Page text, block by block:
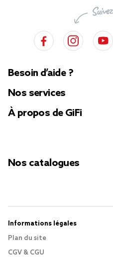
Besoin d’aide ?
Nos services
À propos de GiFi
Nos catalogues
Informations légales
Plan du site
CGV & CGU